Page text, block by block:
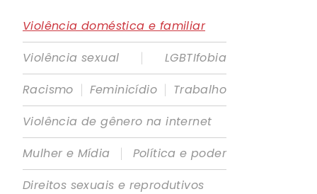
Violência doméstica e familiar
Violência sexual
|
LGBTIfobia
Racismo | Feminicídio | Trabalho
Violência de gênero na internet
Mulher e Mídia
|
Política e poder
Direitos sexuais e reprodutivos